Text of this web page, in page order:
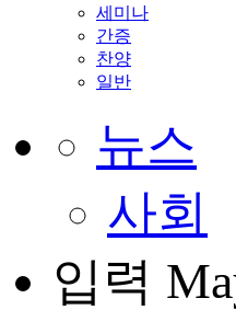
세미나
간증
찬양
일반
뉴스
사회
입력